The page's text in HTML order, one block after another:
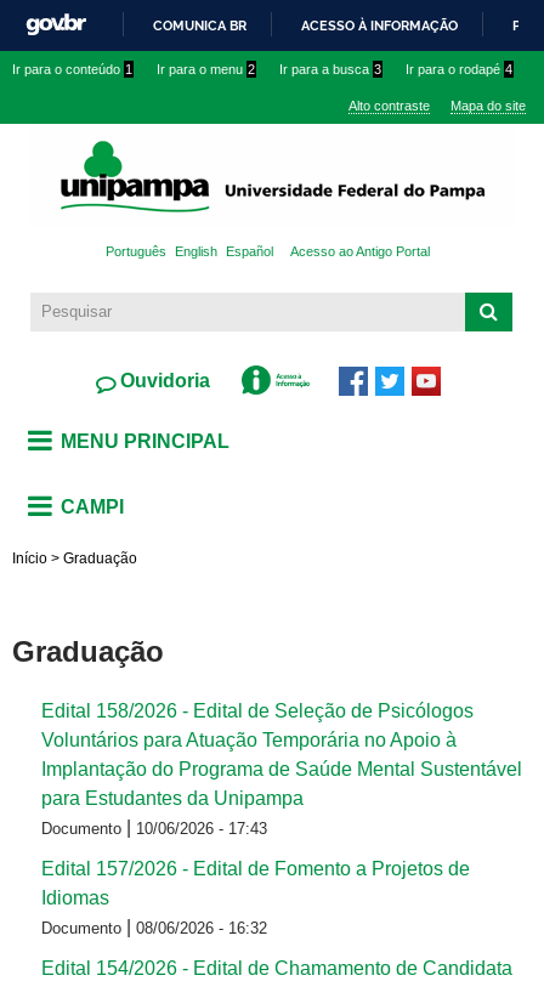
conteúdo
IR
O
COMUNICA BR ACESSO À INFORMAÇÃO
Ir para o conteúdo 1 Ir para o menu 2 Ir para a busca 3 Ir para o rodapé 4
Alto contraste Mapa do site
Português English Español Acesso ao Antigo Portal
Ouvidoria
MENU PRINCIPAL
CAMPI
Início > Graduação
Graduação
Edital 158/2026 - Edital de Seleção de Psicólogos
Voluntários para Atuação Temporária no Apoio à
Implantação do Programa de Saúde Mental Sustentável
para Estudantes da Unipampa
Documento 10/06/2026 - 17:43
Edital 157/2026 - Edital de Fomento a Projetos de
Idiomas
Documento 08/06/2026 - 16:32
Edital 154/2026 - Edital de Chamamento de Candidata